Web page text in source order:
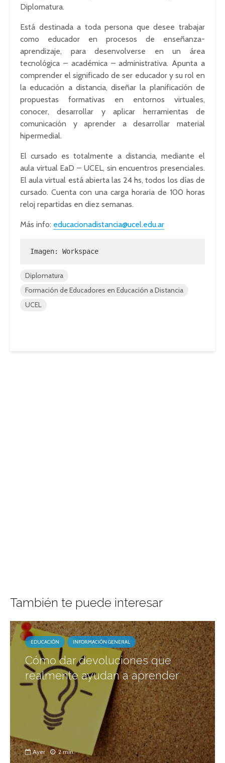
Diplomatura.
Está destinada a toda persona que desee trabajar
como educador en procesos de enseñanza-
aprendizaje, para desenvolverse en un área
tecnológica – académica – administrativa. Apunta a
comprender el significado de ser educador y su rol en
la educación a distancia, diseñar la planificación de
propuestas formativas en entornos virtuales,
conocer, desarrollar y aplicar herramientas de
comunicación y aprender a desarrollar material
hipermedial.
El cursado es totalmente a distancia, mediante el
aula virtual EaD – UCEL, sin encuentros presenciales.
El aula virtual está abierta las 24 hs, todos los días de
cursado. Cuenta con una carga horaria de 100 horas
reloj repartidas en diez semanas.
Más info: educacionadistancia@ucel.edu.ar
Imagen: Workspace
Diplomatura
Formación de Educadores en Educación a Distancia
UCEL
También te puede interesar
EDUCACIÓN INFORMACIÓN GENERAL
Cómo dar devoluciones que
realmente ayudan a aprender
Ayer 2 min.